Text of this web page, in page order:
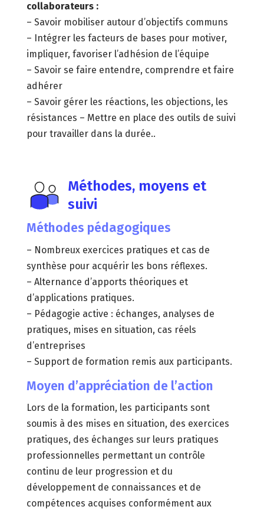
collaborateurs :
– Savoir mobiliser autour d’objectifs communs
– Intégrer les facteurs de bases pour motiver,
impliquer, favoriser l’adhésion de l’équipe
– Savoir se faire entendre, comprendre et faire
adhérer
– Savoir gérer les réactions, les objections, les
résistances – Mettre en place des outils de suivi
pour travailler dans la durée..
Méthodes, moyens et
suivi
Méthodes pédagogiques
– Nombreux exercices pratiques et cas de
synthèse pour acquérir les bons réflexes.
– Alternance d’apports théoriques et
d’applications pratiques.
– Pédagogie active : échanges, analyses de
pratiques, mises en situation, cas réels
d’entreprises
– Support de formation remis aux participants.
Moyen d’appréciation de l’action
Lors de la formation, les participants sont
soumis à des mises en situation, des exercices
pratiques, des échanges sur leurs pratiques
professionnelles permettant un contrôle
continu de leur progression et du
développement de connaissances et de
compétences acquises conformément aux